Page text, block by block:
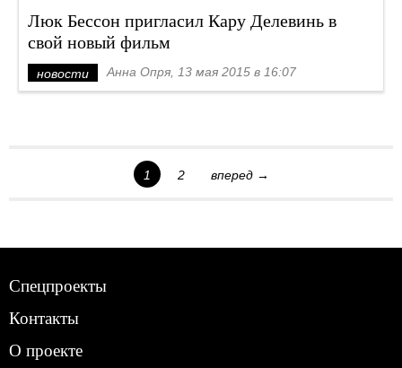
Люк Бессон пригласил Кару Делевинь в
свой новый фильм
новости Анна Опря, 13 мая 2015 в 16:07
1 2 вперед →
Спецпроекты
Контакты
О проекте